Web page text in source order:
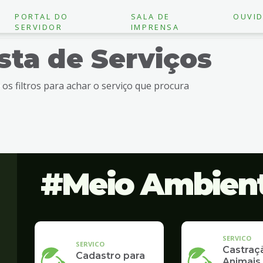
PORTAL DO
SERVIDOR
SALA DE
IMPRENSA
de Serviços
os filtros para achar o serviço que procura
Meio
SERVICO
Cadastro para
SERVICO